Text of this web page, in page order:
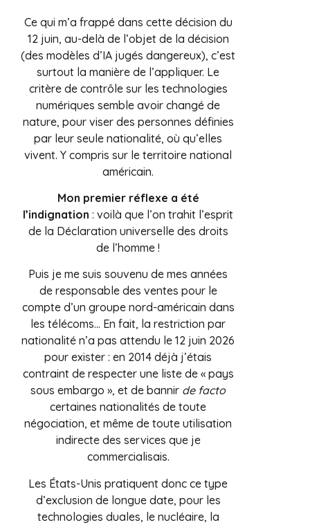
Ce qui m’a frappé dans cette décision du
12 juin, au-delà de l’objet de la décision
(des modèles d’IA jugés dangereux), c’est
surtout la manière de l’appliquer. Le
critère de contrôle sur les technologies
numériques semble avoir changé de
nature, pour viser des personnes définies
par leur seule nationalité, où qu’elles
vivent. Y compris sur le territoire national
américain.
Mon premier réflexe a été
l’indignation : voilà que l’on trahit l’esprit
de la Déclaration universelle des droits
de l’homme !
Puis je me suis souvenu de mes années
de responsable des ventes pour le
compte d’un groupe nord-américain dans
les télécoms… En fait, la restriction par
nationalité n’a pas attendu le 12 juin 2026
pour exister : en 2014 déjà j’étais
contraint de respecter une liste de « pays
sous embargo », et de bannir de facto
certaines nationalités de toute
négociation, et même de toute utilisation
indirecte des services que je
commercialisais.
Les États-Unis pratiquent donc ce type
d’exclusion de longue date, pour les
technologies duales, le nucléaire, la